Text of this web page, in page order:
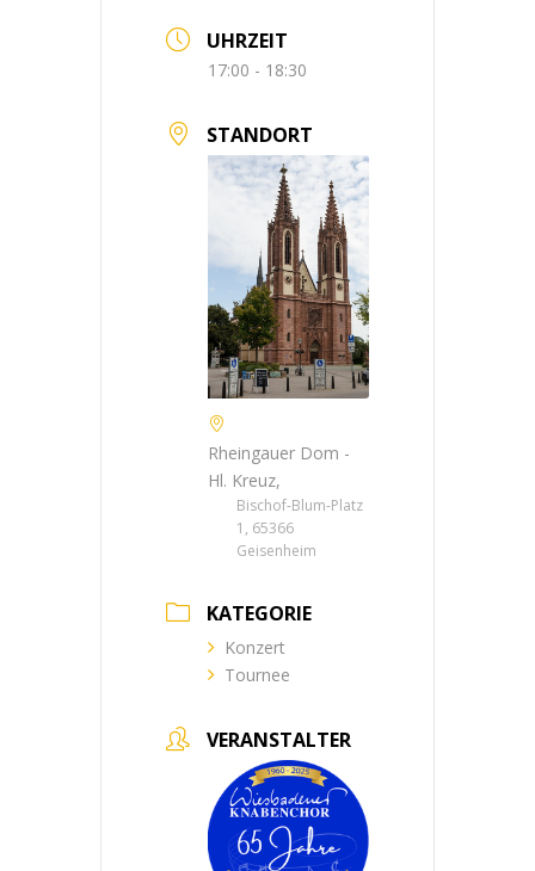
UHRZEIT
17:00 - 18:30
STANDORT
Rheingauer Dom -
Hl. Kreuz,
Bischof-Blum-Platz
1, 65366
Geisenheim
KATEGORIE
Konzert
Tournee
VERANSTALTER